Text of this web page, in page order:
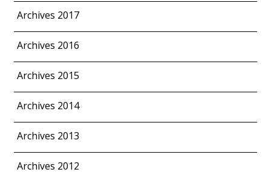
Archives 2017
Archives 2016
Archives 2015
Archives 2014
Archives 2013
Archives 2012